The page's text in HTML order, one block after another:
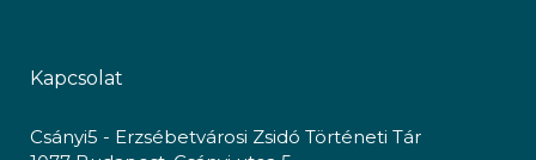
Kapcsolat
Csányi5 - Erzsébetvárosi Zsidó Történeti Tár